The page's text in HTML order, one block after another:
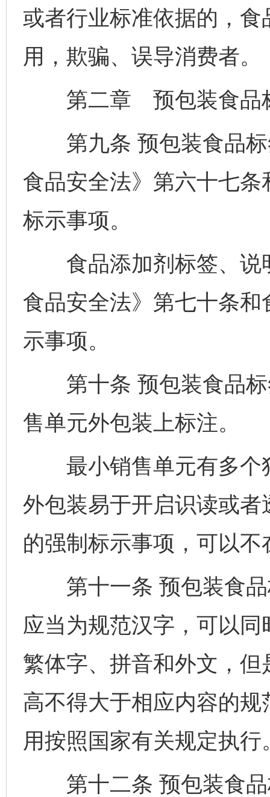
或者行业标准依据的，
用，欺骗、误导消费者。
第二章 预包装食品
第九条 预包装食品标
食品安全法》第六十七
标示事项。
食品添加剂标签、说
食品安全法》第七十条
示事项。
第十条 预包装食品标
售单元外包装上标注。
最小销售单元有多个
外包装易于开启识读或
的强制标示事项，可以
第十一条 预包装食品
应当为规范汉字，可以
繁体字、拼音和外文，
高不得大于相应内容的
用按照国家有关规定执行
第十二条 预包装食品